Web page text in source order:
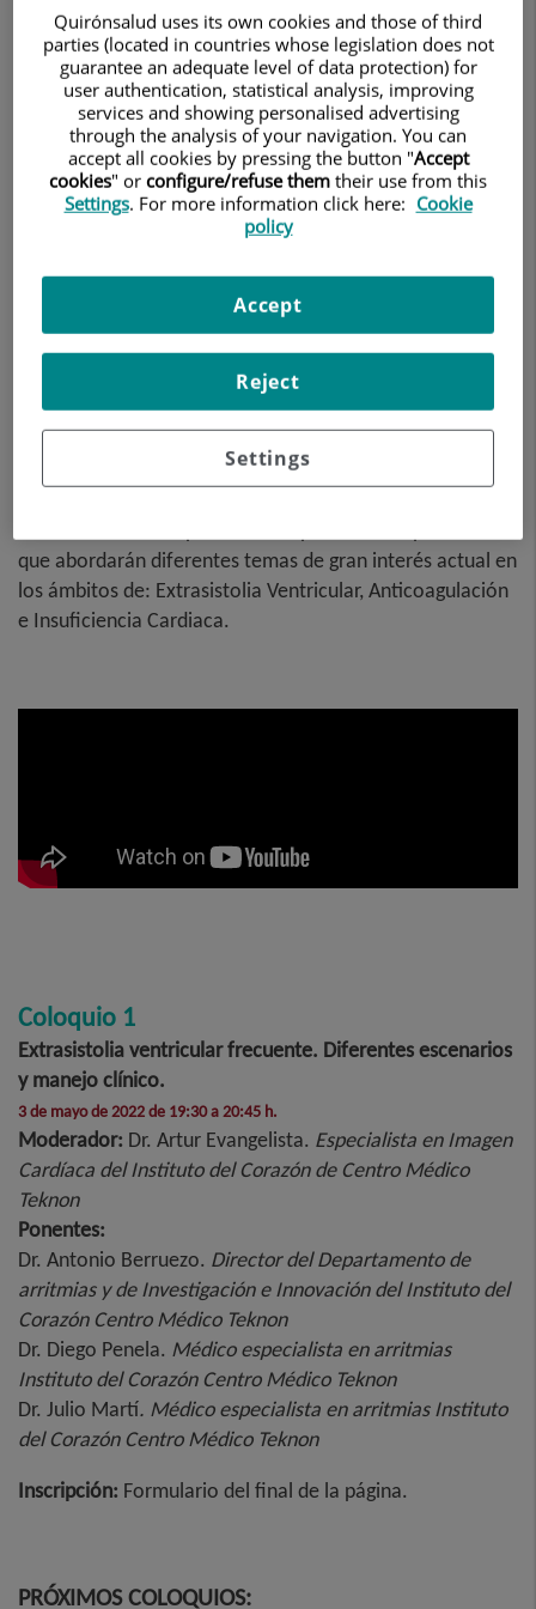
1)
Las enfermedades cardiovasculares son la principal causa
de muerte en los países desarrollados, los pacientes con
enfermedades cardíacas en ocasiones presentan signos y
síntomas que deben ser abordados por distintos
especialistas, para conseguir un mayor control y un
que abordarán diferentes temas de gran interés actual en
los ámbitos de: Extrasistolia Ventricular, Anticoagulación
e Insuficiencia Cardiaca.
Coloquio 1
Extrasistolia ventricular frecuente. Diferentes escenarios
y manejo clínico.
3 de mayo de 2022 de 19:30 a 20:45 h.
Moderador: Dr. Artur Evangelista. Especialista en Imagen
Cardíaca del Instituto del Corazón de Centro Médico
Teknon
Ponentes:
Dr. Antonio Berruezo. Director del Departamento de
arritmias y de Investigación e Innovación del Instituto del
Corazón Centro Médico Teknon
Dr. Diego Penela. Médico especialista en arritmias
Instituto del Corazón Centro Médico Teknon
Dr. Julio Martí. Médico especialista en arritmias Instituto
del Corazón Centro Médico Teknon
Inscripción: Formulario del final de la página.
PRÓXIMOS COLOQUIOS:
Quirónsalud uses its own cookies and those of third
parties (located in countries whose legislation does not
guarantee an adequate level of data protection) for
user authentication, statistical analysis, improving
services and showing personalised advertising
through the analysis of your navigation. You can
accept all cookies by pressing the button "Accept
cookies" or configure/refuse them their use from this
Settings. For more information click here: Cookie
policy
Settings
Reject
Accept